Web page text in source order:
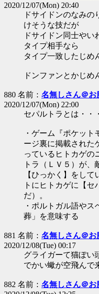
2020/12/07(Mon) 20:40
ドサイドンのなみの
けそうな技だが
ドサイドン同士やい
タイプ相手なら
タイプ一致したじめ
ドンファンとかじめ
880 名前： 名無しさん＠お
2020/12/07(Mon) 22:00
セパルトラとは・・・
・ゲーム『ポケッ
ージ裏に掲載された
っているヒトカゲの
トラ（ＬＶ５）が、
【ひっかく】をし
トにヒトカゲに【
だ）。
・ポルトガル語や
葬」を意味する
881 名前： 名無しさん＠お
2020/12/08(Tue) 00:17
グライガーて猫ぽい
でかい蠍が空飛んで
882 名前： 名無しさん＠お